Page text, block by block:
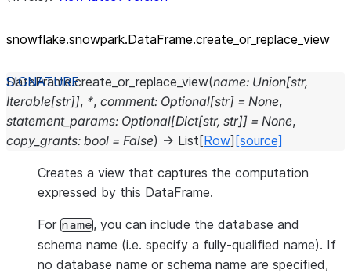
snowflake.snowpark.DataFrame.create_ or_ replace_ view
DataFrame.create_or_replace_view(name: Union[str,
Iterable[str]], *, comment: Optional[str] = None,
statement_params: Optional[Dict[str, str]] = None,
copy_grants: bool = False) → List [Row] [source]
Creates a view that captures the computation
expressed by this DataFrame.
For name, you can include the database and
schema name (i.e. specify a fully-qualified name). If
no database name or schema name are specified,